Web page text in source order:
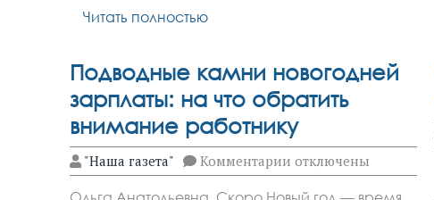
Читать полностью
Подводные камни новогодней
зарплаты: на что обратить
внимание работнику
"Наша газета" Комментариик
записи
Подводные
отключены